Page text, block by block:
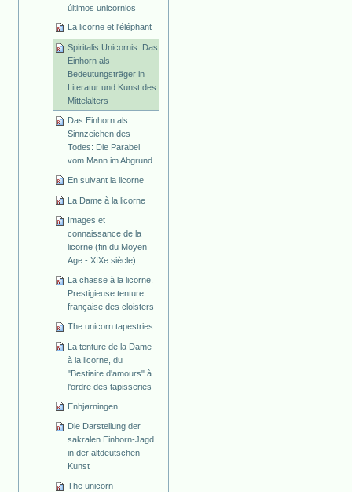
últimos unicornios
La licorne et l'éléphant
Spiritalis Unicornis. Das
Einhorn als
Bedeutungsträger in
Literatur und Kunst des
Mittelalters
Das Einhorn als
Sinnzeichen des
Todes: Die Parabel
vom Mann im Abgrund
En suivant la licorne
La Dame à la licorne
Images et
connaissance de la
licorne (fin du Moyen
Age - XIXe siècle)
La chasse à la licorne.
Prestigieuse tenture
française des cloisters
The unicorn tapestries
La tenture de la Dame
à la licorne, du
"Bestiaire d'amours" à
l'ordre des tapisseries
Enhjørningen
Die Darstellung der
sakralen Einhorn-Jagd
in der altdeutschen
Kunst
The unicorn